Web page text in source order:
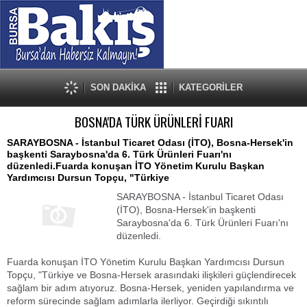
SON DAKİKA KATEGORİLER
BOSNA'DA TÜRK ÜRÜNLERİ FUARI
SARAYBOSNA - İstanbul Ticaret Odası (İTO), Bosna-Hersek'in
başkenti Saraybosna'da 6. Türk Ürünleri Fuarı'nı
düzenledi.Fuarda konuşan İTO Yönetim Kurulu Başkan
Yardımcısı Dursun Topçu, "Türkiye
SARAYBOSNA - İstanbul Ticaret Odası
(İTO), Bosna-Hersek'in başkenti
Saraybosna'da 6. Türk Ürünleri Fuarı'nı
düzenledi.
Fuarda konuşan İTO Yönetim Kurulu Başkan Yardımcısı Dursun
Topçu, "Türkiye ve Bosna-Hersek arasındaki ilişkileri güçlendirecek
sağlam bir adım atıyoruz. Bosna-Hersek, yeniden yapılandırma ve
reform sürecinde sağlam adımlarla ilerliyor. Geçirdiği sıkıntılı